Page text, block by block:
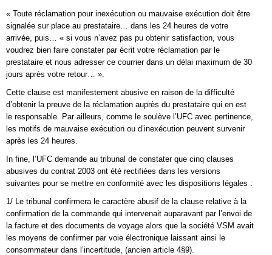
« Toute réclamation pour inexécution ou mauvaise exécution doit être
signalée sur place au prestataire… dans les 24 heures de votre
arrivée, puis… « si vous n’avez pas pu obtenir satisfaction, vous
voudrez bien faire constater par écrit votre réclamation par le
prestataire et nous adresser ce courrier dans un délai maximum de 30
jours après votre retour… ».
Cette clause est manifestement abusive en raison de la difficulté
d’obtenir la preuve de la réclamation auprès du prestataire qui en est
le responsable. Par ailleurs, comme le soulève l’UFC avec pertinence,
les motifs de mauvaise exécution ou d’inexécution peuvent survenir
après les 24 heures.
In fine, l’UFC demande au tribunal de constater que cinq clauses
abusives du contrat 2003 ont été rectifiées dans les versions
suivantes pour se mettre en conformité avec les dispositions légales :
1/ Le tribunal confirmera le caractère abusif de la clause relative à la
confirmation de la commande qui intervenait auparavant par l’envoi de
la facture et des documents de voyage alors que la société VSM avait
les moyens de confirmer par voie électronique laissant ainsi le
consommateur dans l’incertitude, (ancien article 4§9).